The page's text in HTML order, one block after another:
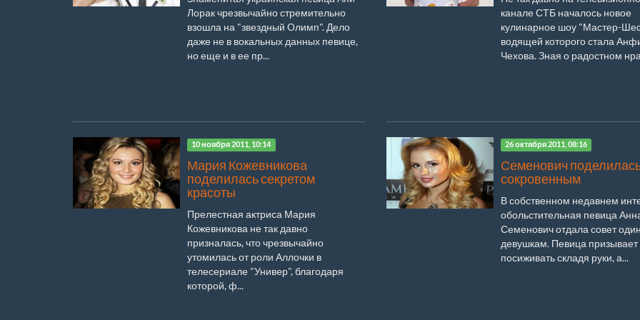
Лорак чрезвычайно стремительно
взошла на "звездный Олимп". Дело
даже не в вокальных данных певице,
но еще и в ее пр...
канале СТБ началось новое
кулинарное шоу "Мастер-
водящей которого стала
Чехова. Зная о радостном
10 ноября 2011, 10:14
Мария Кожевникова
поделилась секретом
красоты
Прелестная актриса Мария
Кожевникова не так давно
призналась, что чрезвычайно
утомилась от роли Аллочки в
телесериале "Универ", благодаря
которой, ф...
26 октября 2011, 08:16
Семенович
сокровенным
В собственном недавнем
обольстительная певица
Семенович отдала совет
девушкам. Певица призывает
посиживать складя руки, а...